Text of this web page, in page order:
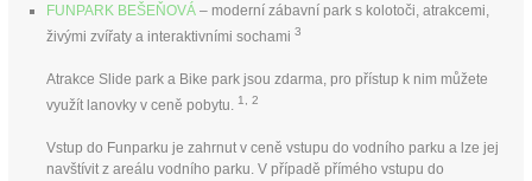
FUNPARK BEŠEŇOVÁ – moderní zábavní park s kolotoči, atrakcemi,
živými zvířaty a interaktivními sochami 3
Atrakce Slide park a Bike park jsou zdarma, pro přístup k nim můžete
využít lanovky v ceně pobytu. 1, 2
Vstup do Funparku je zahrnut v ceně vstupu do vodního parku a lze jej
navštívit z areálu vodního parku. V případě přímého vstupu do